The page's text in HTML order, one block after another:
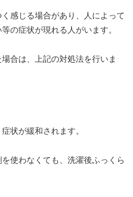
感じる場合があり、人によって
の症状が現れる人がいます。
合は、上記の対処法を行いま
状が緩和されます。
使わなくても、洗濯後ふっくら